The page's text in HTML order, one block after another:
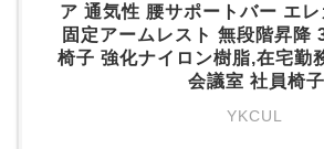
ア 通気性 腰サポートバー エ
固定アームレスト 無段階昇降
椅子 強化ナイロン樹脂,在宅勤
会議室 社員椅子
YKCUL